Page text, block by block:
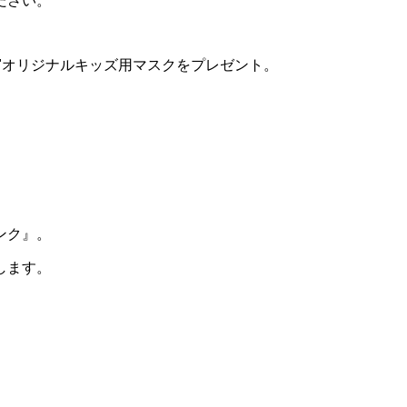
リジナルキッズ用マスクをプレゼント。
』。
す。